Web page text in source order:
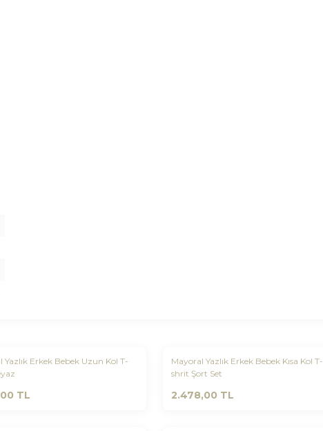
Ekle
Yazlık Erkek Bebek Uzun Kol T-
TL
Yeni
Favorilere Ekle
Mayoral Yazlık Erkek Bebek Kısa Kol T-
shrit Şort Set
2.478,00 TL